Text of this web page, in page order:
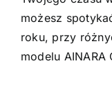
możesz
roku, przy
modelu AINARA